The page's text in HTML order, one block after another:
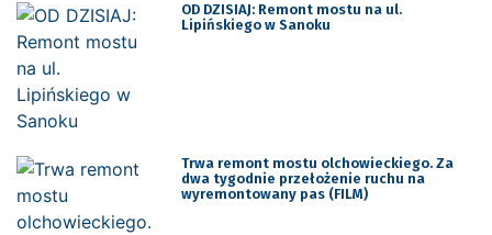
OD DZISIAJ: Remont mostu na ul.
Lipińskiego w Sanoku
Trwa remont mostu olchowieckiego. Za
dwa tygodnie przełożenie ruchu na
wyremontowany pas (FILM)